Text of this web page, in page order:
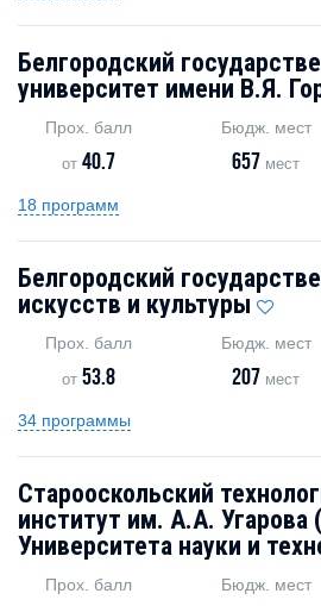
Белгородский
университет имени В.Я.
Прох. балл
от40.7
Бюдж. мест
657 мест
18 программ
Белгородский
искусств и культуры
Прох. балл
от53.8
Бюдж. мест
207 мест
34 программы
Старооскольский
институт им. А.А. Угарова
Университета науки и
Прох. балл Бюдж. мест